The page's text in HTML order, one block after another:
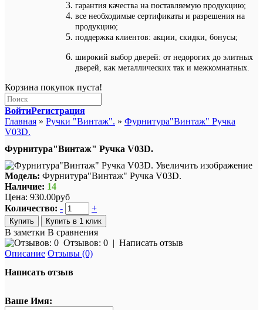
гарантия качества на поставляемую продукцию;
все необходимые сертификаты и разрешения на
продукцию;
поддержка клиентов: акции, скидки, бонусы;
широкий выбор дверей: от недорогих до элитных
дверей, как металлических так и межкомнатных.
Корзина покупок пуста!
ВойтиРегистрация
Главная » Ручки "Винтаж". » Фурнитура"Винтаж" Ручка
V03D.
Фурнитура"Винтаж" Ручка V03D.
Увеличить изображение
Модель: Фурнитура"Винтаж" Ручка V03D.
Наличие: 14
Цена: 930.00руб
Количество: - +
Купить в 1 клик
В заметки В сравнения
Отзывов: 0 | Написать отзыв
Описание Отзывы (0)
Написать отзыв
Ваше Имя: